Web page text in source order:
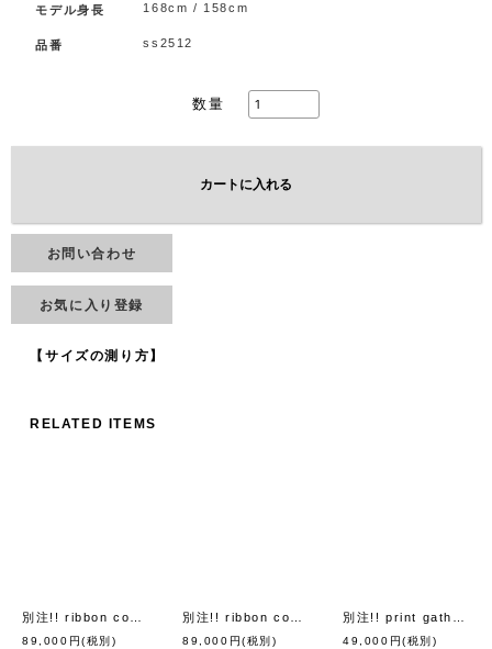
モデル身長 168cm / 158cm
品番 ss2512
数量
カートに入れる
お問い合わせ
お気に入り登録
【サイズの測り方】
RELATED ITEMS
[ leur logette ]
89,000 円(税別)
[leur logette]
89,000 円(税別)
49,000 円(税別)